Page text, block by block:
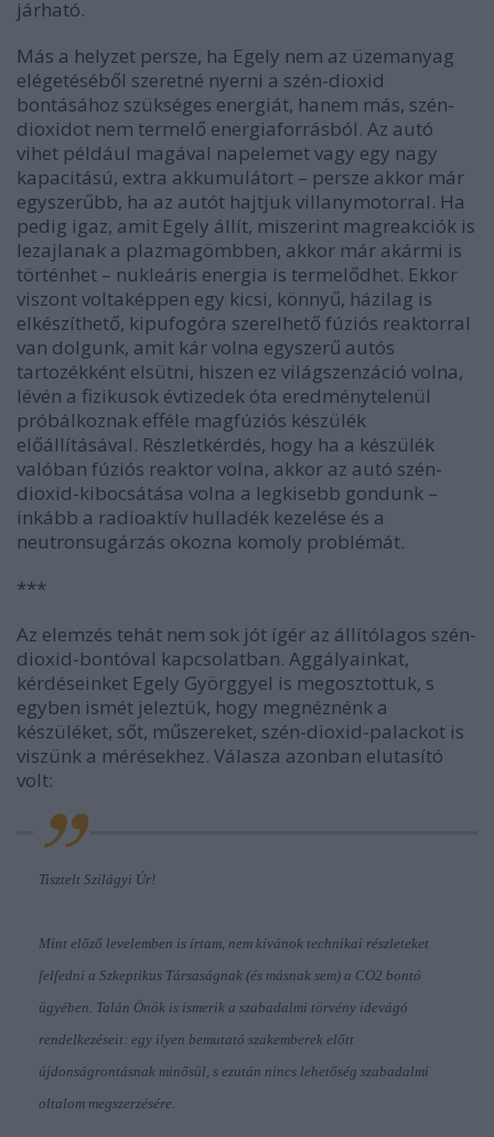
járható.
Más a helyzet persze, ha Egely nem az üzemanyag
elégetéséből szeretné nyerni a szén-dioxid
bontásához szükséges energiát, hanem más, szén-
dioxidot nem termelő energiaforrásból. Az autó
vihet például magával napelemet vagy egy nagy
kapacitású, extra akkumulátort – persze akkor már
egyszerűbb, ha az autót hajtjuk villanymotorral. Ha
pedig igaz, amit Egely állít, miszerint magreakciók is
lezajlanak a plazmagömbben, akkor már akármi is
történhet – nukleáris energia is termelődhet. Ekkor
viszont voltaképpen egy kicsi, könnyű, házilag is
elkészíthető, kipufogóra szerelhető fúziós reaktorral
van dolgunk, amit kár volna egyszerű autós
tartozékként elsütni, hiszen ez világszenzáció volna,
lévén a fizikusok évtizedek óta eredménytelenül
próbálkoznak efféle magfúziós készülék
előállításával. Részletkérdés, hogy ha a készülék
valóban fúziós reaktor volna, akkor az autó szén-
dioxid-kibocsátása volna a legkisebb gondunk –
inkább a radioaktív hulladék kezelése és a
neutronsugárzás okozna komoly problémát.
***
Az elemzés tehát nem sok jót ígér az állítólagos szén-
dioxid-bontóval kapcsolatban. Aggályainkat,
kérdéseinket Egely Györggyel is megosztottuk, s
egyben ismét jeleztük, hogy megnéznénk a
készüléket, sőt, műszereket, szén-dioxid-palackot is
viszünk a mérésekhez. Válasza azonban elutasító
volt:
Tisztelt Szilágyi Úr!
Mint előző levelemben is írtam, nem kívánok technikai részleteket
felfedni a Szkeptikus Társaságnak (és másnak sem) a CO2 bontó
ügyében. Talán Önök is ismerik a szabadalmi törvény idevágó
rendelkezéseit: egy ilyen bemutató szakemberek előtt
újdonságrontásnak minősül, s ezután nincs lehetőség szabadalmi
oltalom megszerzésére.